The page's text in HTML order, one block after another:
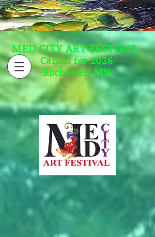
MED CITY ART FESTIVAL
Cancel for 2026
Rochester, MN